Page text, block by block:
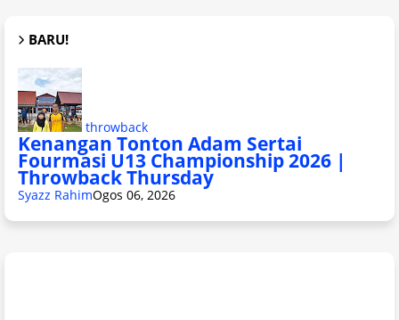
BARU!
throwback
Kenangan Tonton Adam Sertai
Fourmasi U13 Championship 2026 |
Throwback Thursday
Syazz RahimOgos 06, 2026